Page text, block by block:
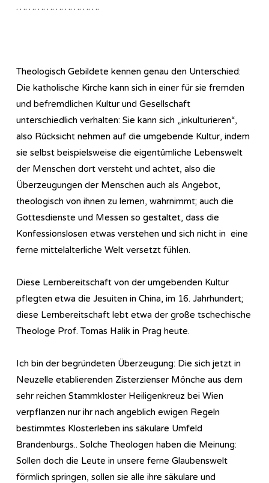
……………………….
Theologisch Gebildete kennen genau den Unterschied:
Die katholische Kirche kann sich in einer für sie fremden
und befremdlichen Kultur und Gesellschaft
unterschiedlich verhalten: Sie kann sich „inkulturieren“,
also Rücksicht nehmen auf die umgebende Kultur, indem
sie selbst beispielsweise die eigentümliche Lebenswelt
der Menschen dort versteht und achtet, also die
Überzeugungen der Menschen auch als Angebot,
theologisch von ihnen zu lernen, wahrnimmt; auch die
Gottesdienste und Messen so gestaltet, dass die
Konfessionslosen etwas verstehen und sich nicht in eine
ferne mittelalterliche Welt versetzt fühlen.
Diese Lernbereitschaft von der umgebenden Kultur
pflegten etwa die Jesuiten in China, im 16. Jahrhundert;
diese Lernbereitschaft lebt etwa der große tschechische
Theologe Prof. Tomas Halik in Prag heute.
Ich bin der begründeten Überzeugung: Die sich jetzt in
Neuzelle etablierenden Zisterzienser Mönche aus dem
sehr reichen Stammkloster Heiligenkreuz bei Wien
verpflanzen nur ihr nach angeblich ewigen Regeln
bestimmtes Klosterleben ins säkulare Umfeld
Brandenburgs.. Solche Theologen haben die Meinung:
Sollen doch die Leute in unsere ferne Glaubenswelt
förmlich springen, sollen sie alle ihre säkulare und